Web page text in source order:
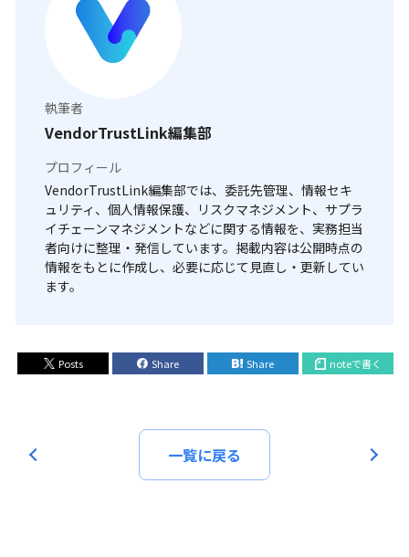
執筆者
VendorTrustLink編集部
プロフィール
VendorTrustLink編集部では、委託先管理、情報セキ
ュリティ、個人情報保護、リスクマネジメント、サプラ
イチェーンマネジメントなどに関する情報を、実務担当
者向けに整理・発信しています。掲載内容は公開時点の
情報をもとに作成し、必要に応じて見直し・更新してい
ます。
Posts Share Share noteで書く
一覧に戻る